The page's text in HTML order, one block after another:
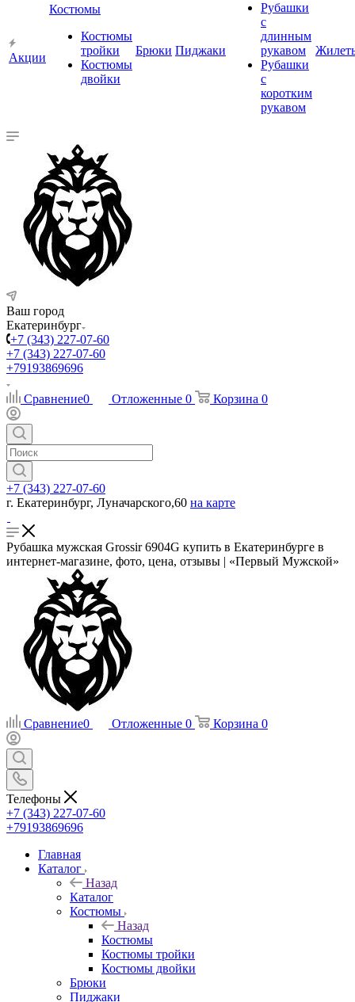
Акции
Костюмы
Костюмы
тройки
Костюмы
двойки
Брюки Пиджаки
Рубашки
с
длинным
рукавом
Рубашки
с
коротким
рукавом
Ваш город
Екатеринбург
+7 (343) 227-07-60
+7 (343) 227-07-60
+79193869696
Сравнение0 Отложенные 0 Корзина 0
+7 (343) 227-07-60
г. Екатеринбург, Луначарского,60 на карте
Рубашка мужская Grossir 6904G купить в Екатеринбурге в
интернет-магазине, фото, цена, отзывы | «Первый Мужской»
Сравнение0 Отложенные 0 Корзина 0
Телефоны
+7 (343) 227-07-60
+79193869696
Главная
Каталог
Назад
Каталог
Костюмы
Назад
Костюмы
Костюмы тройки
Костюмы двойки
Брюки
Пиджаки